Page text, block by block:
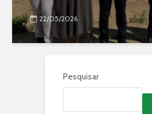
22/05/2026
Pesquisar